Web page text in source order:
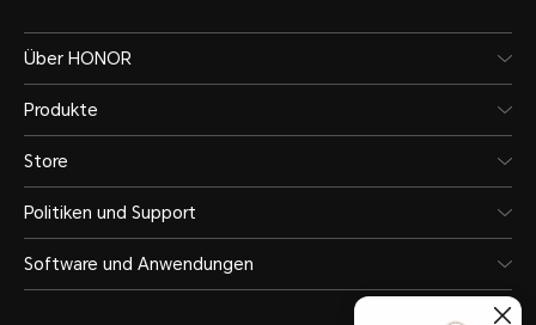
Bluetooth 5.2
Pop-Up-Kopplung
Unterstützt
Über HONOR
Produkte
Store
Politiken und Support
Software und Anwendungen